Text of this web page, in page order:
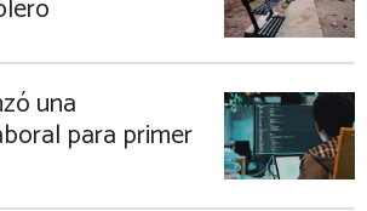
una
para primer